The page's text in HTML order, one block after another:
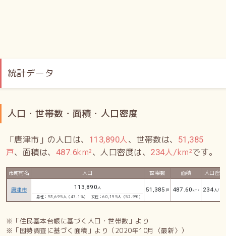
統計データ
人口・世帯数・面積・人口密度
「唐津市」の人口は、 113,890人、世帯数は、 51,385
戸、面積は、 487.6km²、人口密度は、 234人/km²です。
市町村名 人口 世帯数 面積 人口密度
唐津市 113,890 人
男性：53,695人（47.1%）
女性：60,195人（52.9%）
51,385 戸 487.60 km² 234 人/
※「住民基本台帳に基づく人口・世帯数」より
※「国勢調査に基づく面積」より（2020年10月〈最新〉）